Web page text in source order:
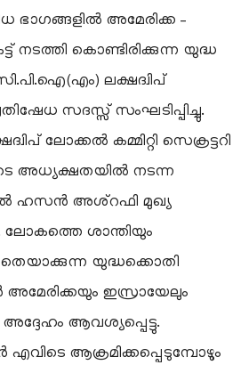
ഭാഗങ്ങളിൽ അമേരിക്ക –
നടത്തി കൊണ്ടിരിക്കുന്ന യുദ്ധ
ലക്ഷദ്വിപ്
സദസ്സ് സംഘടിപ്പിച്ചു.
ലോക്കൽ കമ്മിറ്റി സെക്രട്ടറി
അധ്യക്ഷതയിൽ നടന്ന
ഹസൻ അശ്റഫി മുഖ്യ
ലോകത്തെ ശാന്തിയും
യുദ്ധക്കൊതി
അമേരിക്കയും ഇസ്രായേലും
ആവശ്യപ്പെട്ടു.
ആക്രമിക്കപ്പെടുമ്പോഴും